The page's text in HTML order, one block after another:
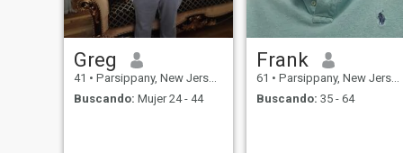
Greg
41 • Parsippany, New Jersey, Estados Unidos
Buscando: Mujer 24 - 44
Frank
61 • Parsippany, New Jersey, Estados Unidos
Buscando: 35 - 64